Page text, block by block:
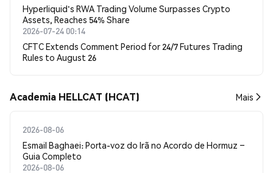
Hyperliquid's RWA Trading Volume Surpasses Crypto
Assets, Reaches 54% Share
2026-07-24 00:14
CFTC Extends Comment Period for 24/7 Futures Trading
Rules to August 26
Academia HELLCAT (HCAT) Mais
2026-08-06
Esmail Baghaei: Porta-voz do Irã no Acordo de Hormuz –
Guia Completo
2026-08-06